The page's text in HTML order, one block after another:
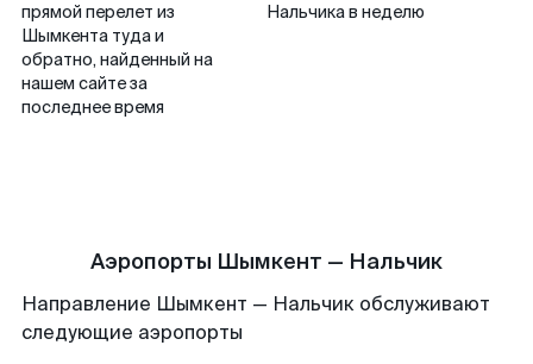
прямой перелет из
Шымкента туда и
обратно, найденный на
нашем сайте за
последнее время
Нальчика в неделю
Аэропорты Шымкент — Нальчик
Направление Шымкент — Нальчик обслуживают
следующие аэропорты